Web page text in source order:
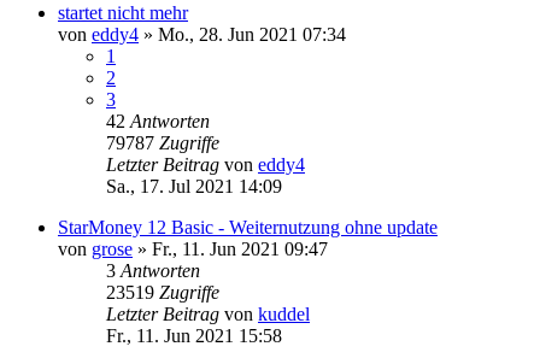
startet nicht mehr
von eddy4 » Mo., 28. Jun 2021 07:34
1
2
3
42 Antworten
79787 Zugriffe
Letzter Beitrag von eddy4
Sa., 17. Jul 2021 14:09
StarMoney 12 Basic - Weiternutzung ohne update
von grose » Fr., 11. Jun 2021 09:47
3 Antworten
23519 Zugriffe
Letzter Beitrag von kuddel
Fr., 11. Jun 2021 15:58